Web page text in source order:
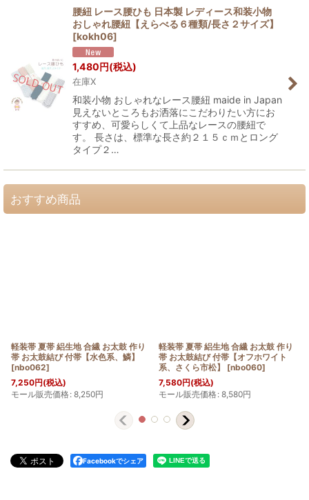
腰紐 レース腰ひも 日本製 レディース和装小物
おしゃれ腰紐【えらべる６種類/長さ２サイズ】
[kokh06]
1,480円(税込)
在庫X
和装小物 おしゃれなレース腰紐 maide in Japan
見えないところもお洒落にこだわりたい方にお
すすめ、可愛らしくて上品なレースの腰紐で
す。 長さは、標準な長さ約２１５ｃｍとロング
タイプ２…
おすすめ商品
軽装帯 夏帯 絽生地 合繊 お太鼓 作り
帯 お太鼓結び 付帯【水色系、鱗】
[nbo062]
7,250円(税込)
モール販売価格: 8,250円
軽装帯 夏帯 絽生地 合繊 お太鼓 作り
帯 お太鼓結び 付帯【オフホワイト
系、さくら市松】
[nbo060]
7,580円(税込)
モール販売価格: 8,580円
Facebookでシェア